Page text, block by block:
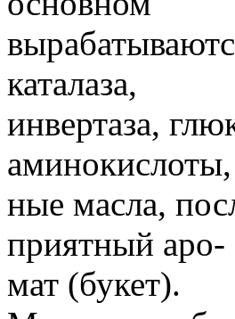
каталаза,
инвертаза,
ные масла,
приятный аро-
мат (букет).